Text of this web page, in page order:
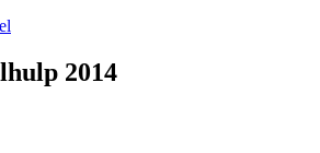
2014